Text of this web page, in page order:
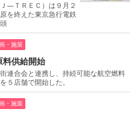
―ＴＲＥＣ）は９月２
を終えた東京急行電鉄
・施策
供給開始
連合会と連携し、持続可能な航空燃料
５店舗で開始した。
・施策